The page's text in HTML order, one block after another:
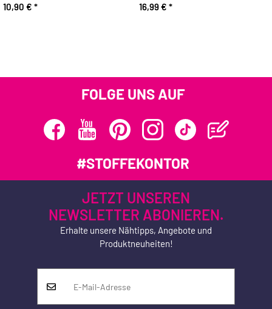
10,90 € *
16,99 € *
FOLGE UNS AUF
#STOFFEKONTOR
JETZT UNSEREN
NEWSLETTER ABONIEREN.
Erhalte unsere Nähtipps, Angebote und
Produktneuheiten!